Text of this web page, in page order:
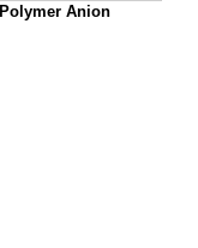
Polymer Anion